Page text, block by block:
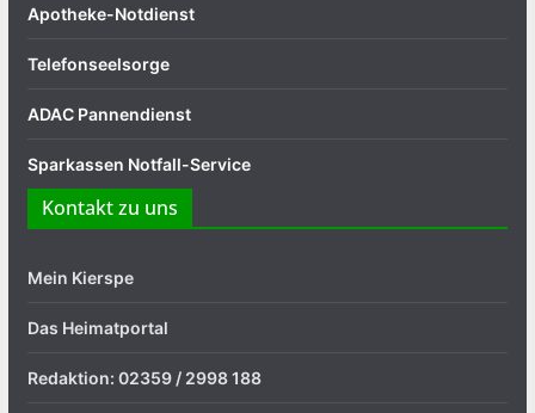
Apotheke-Notdienst
Telefonseelsorge
ADAC Pannendienst
Sparkassen Notfall-Service
Kontakt zu uns
Mein Kierspe
Das Heimatportal
Redaktion: 02359 / 2998 188